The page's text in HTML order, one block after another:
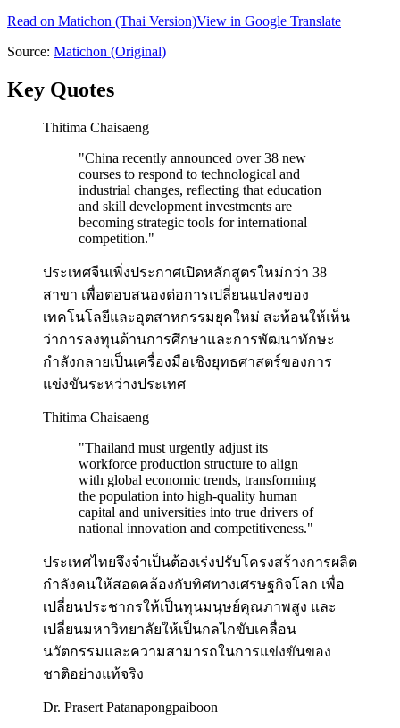
Read on Matichon (Thai Version)View in Google Translate
Source: Matichon (Original)
Key Quotes
Thitima Chaisaeng
"China recently announced over 38 new
courses to respond to technological and
industrial changes, reflecting that education
and skill development investments are
becoming strategic tools for international
competition."
ประเทศจีนเพิ่งประกาศเปิดหลักสูตรใหม่กว่า 38
สาขา เพื่อตอบสนองต่อการเปลี่ยนแปลงของ
เทคโนโลยีและอุตสาหกรรมยุคใหม่ สะท้อนให้เห็น
ว่าการลงทุนด้านการศึกษาและการพัฒนาทักษะ
กำลังกลายเป็นเครื่องมือเชิงยุทธศาสตร์ของการ
แข่งขันระหว่างประเทศ
Thitima Chaisaeng
"Thailand must urgently adjust its
workforce production structure to align
with global economic trends, transforming
the population into high-quality human
capital and universities into true drivers of
national innovation and competitiveness."
ประเทศไทยจึงจำเป็นต้องเร่งปรับโครงสร้างการผลิต
กำลังคนให้สอดคล้องกับทิศทางเศรษฐกิจโลก เพื่อ
เปลี่ยนประชากรให้เป็นทุนมนุษย์คุณภาพสูง และ
เปลี่ยนมหาวิทยาลัยให้เป็นกลไกขับเคลื่อน
นวัตกรรมและความสามารถในการแข่งขันของ
ชาติอย่างแท้จริง
Dr. Prasert Patanapongpaiboon